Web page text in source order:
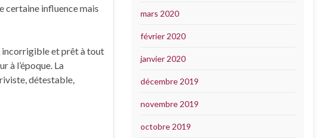
certaine influence mais
incorrigible et prêt à tout
à l’époque. La
détestable,
mars 2020
février 2020
janvier 2020
décembre 2019
novembre 2019
octobre 2019